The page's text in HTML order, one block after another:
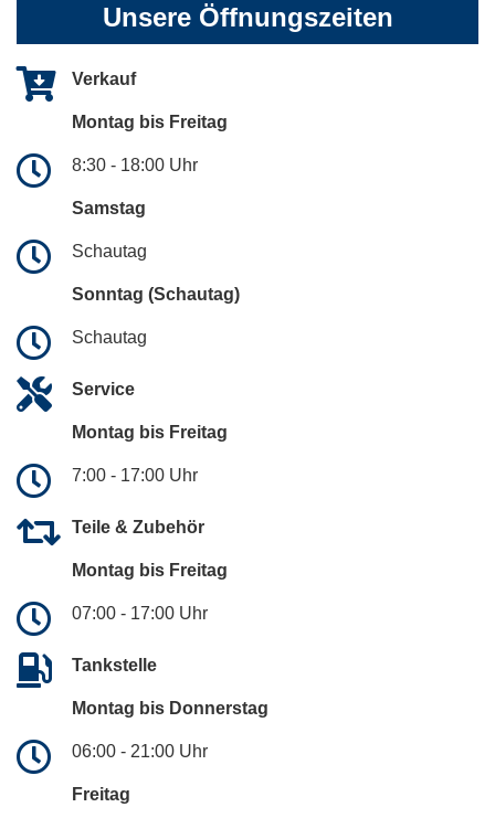
Unsere Öffnungszeiten
Verkauf
Montag bis Freitag
8:30 - 18:00 Uhr
Samstag
Schautag
Sonntag (Schautag)
Schautag
Service
Montag bis Freitag
7:00 - 17:00 Uhr
Teile & Zubehör
Montag bis Freitag
07:00 - 17:00 Uhr
Tankstelle
Montag bis Donnerstag
06:00 - 21:00 Uhr
Freitag